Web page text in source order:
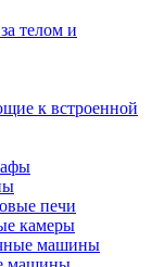
телом и
к встроенной
печи
камеры
машины